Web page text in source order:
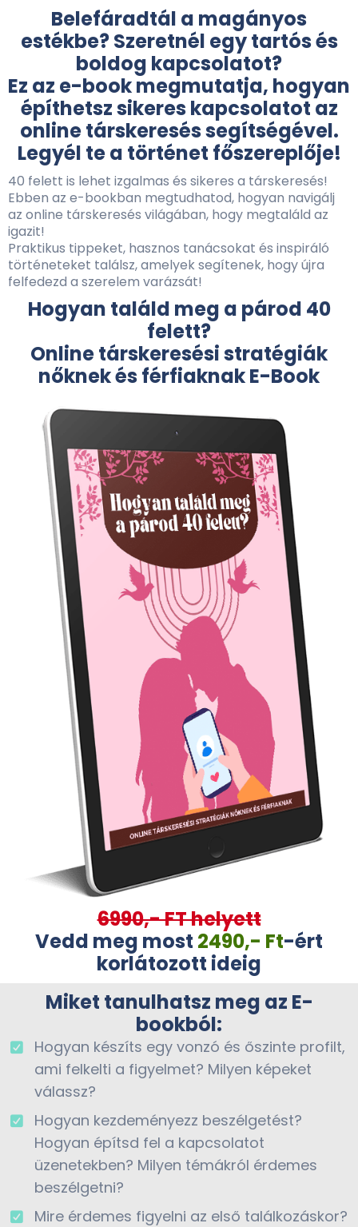
Belefáradtál a magányos
estékbe? Szeretnél egy tartós és
boldog kapcsolatot?
Ez az e-book megmutatja, hogyan
építhetsz sikeres kapcsolatot az
online társkeresés segítségével.
Legyél te a történet főszereplője!
40 felett is lehet izgalmas és sikeres a társkeresés!
Ebben az e-bookban megtudhatod, hogyan navigálj
az online társkeresés világában, hogy megtaláld az
igazit!
Praktikus tippeket, hasznos tanácsokat és inspiráló
történeteket találsz, amelyek segítenek, hogy újra
felfedezd a szerelem varázsát!
Hogyan találd meg a párod 40
felett?
Online társkeresési stratégiák
nőknek és férfiaknak E-Book
6990,- FT helyett
Vedd meg most 2490,- Ft-ért
korlátozott ideig
Miket tanulhatsz meg az E-
bookból:
Hogyan készíts egy vonzó és őszinte profilt,
ami felkelti a figyelmet? Milyen képeket
válassz?
Hogyan kezdeményezz beszélgetést?
Hogyan építsd fel a kapcsolatot
üzenetekben? Milyen témákról érdemes
beszélgetni?
Mire érdemes figyelni az első találkozáskor?